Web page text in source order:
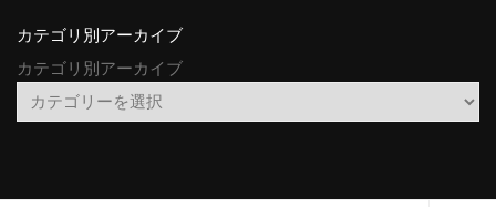
カテゴリ別アーカイブ
カテゴリ別アーカイブ